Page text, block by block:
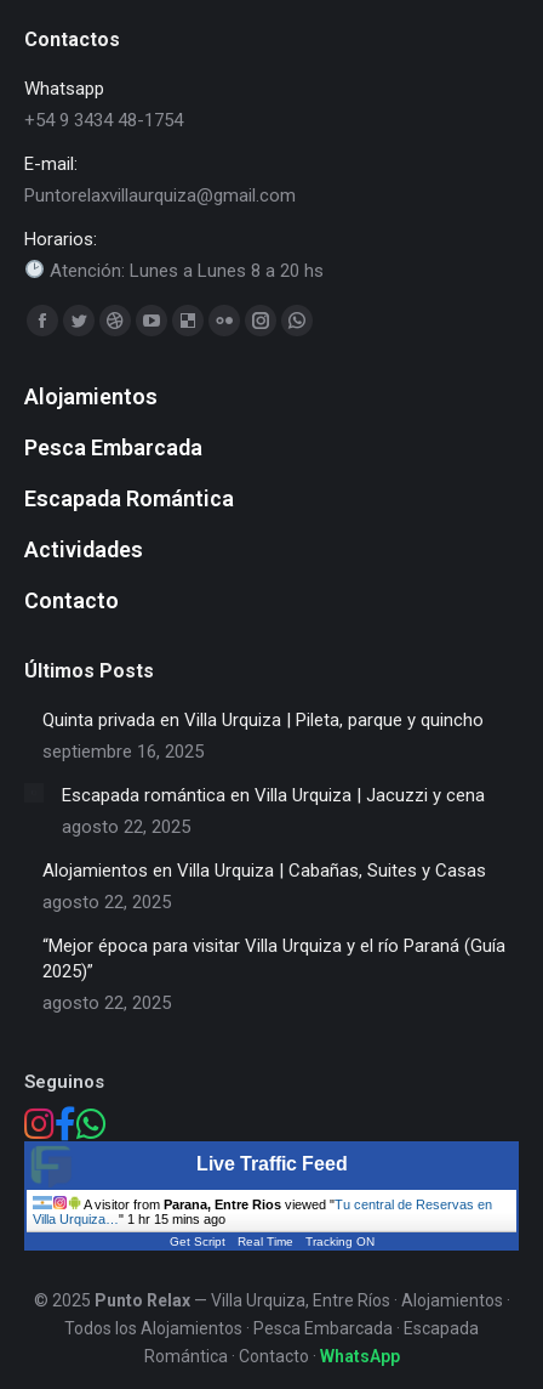
Contactos
Whatsapp
+54 9 3434 48-1754
E-mail:
Puntorelaxvillaurquiza@gmail.com
Horarios:
Atención: Lunes a Lunes 8 a 20 hs
Find us on:
Facebook
opens
new
window
Twitter
opens
new
window
Dribbble
opens
new
window
YouTube
opens
new
window
Delicious
new
window
Flickr
window
InstagramWhatsapp
Alojamientos
Pesca Embarcada
Escapada Romántica
Actividades
Contacto
Últimos Posts
Quinta privada en Villa Urquiza | Pileta, parque y quincho
septiembre 16, 2025
Escapada romántica en Villa Urquiza | Jacuzzi y cena
agosto 22, 2025
Alojamientos en Villa Urquiza | Cabañas, Suites y Casas
agosto 22, 2025
“Mejor época para visitar Villa Urquiza y el río Paraná (Guía
2025)”
agosto 22, 2025
Seguinos
Live Traffic Feed
A visitor from Parana, Entre Rios viewed "Tu central de Reservas en
Villa Urquiza… " 1 hr 15 mins ago
Get Script Real Time Tracking ON
© 2025 Punto Relax— Villa Urquiza, Entre Ríos · Alojamientos ·
Todos los Alojamientos · Pesca Embarcada · Escapada
Romántica · Contacto · WhatsApp